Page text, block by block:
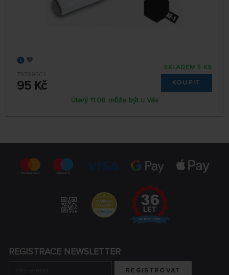
79789301
95 Kč
SKLADEM 5 KS
KOUPIT
Úterý 11.08. může být u Vás
REGISTRACE NEWSLETTER
REGISTROVAT